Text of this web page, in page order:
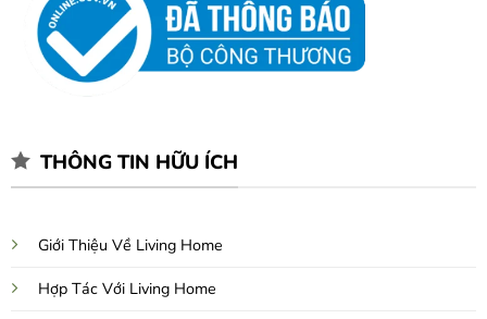
THÔNG TIN HỮU ÍCH
Giới Thiệu Về Living Home
Hợp Tác Với Living Home